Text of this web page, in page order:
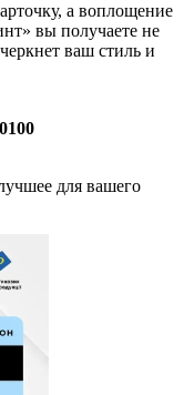
а воплощение
вы получаете не
ваш стиль и
для вашего